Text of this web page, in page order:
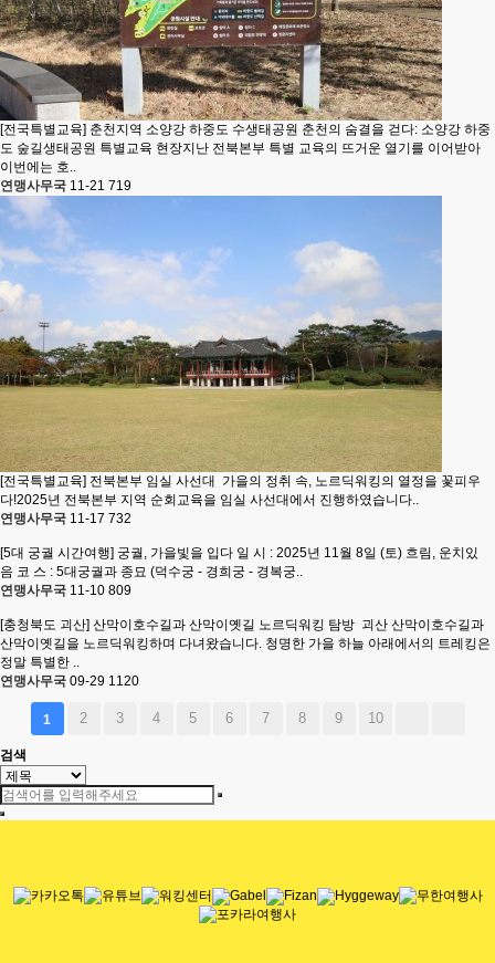
[전국특별교육] 춘천지역 소양강 하중도 수생태공원 춘천의 숨결을 걷다: 소양강 하중
도 숲길생태공원 특별교육 현장지난 전북본부 특별 교육의 뜨거운 열기를 이어받아
이번에는 호..
연맹사무국 11-21 719
[전국특별교육] 전북본부 임실 사선대
가을의 정취 속, 노르딕워킹의 열정을 꽃피우
다!2025년 전북본부 지역 순회교육을 임실 사선대에서 진행하였습니다..
연맹사무국 11-17 732
[5대 궁궐 시간여행] 궁궐, 가을빛을 입다 일 시 : 2025년 11월 8일 (토) 흐림, 운치있
음 코 스 : 5대궁궐과 종묘 (덕수궁 - 경희궁 - 경복궁..
연맹사무국 11-10 809
[충청북도 괴산] 산막이호수길과 산막이옛길 노르딕워킹 탐방 괴산 산막이호수길과
산막이옛길을 노르딕워킹하며 다녀왔습니다. 청명한 가을 하늘 아래에서의 트레킹은
정말 특별한 ..
연맹사무국 09-29 1120
1 2 3 4 5 6 7 8 9 10
검색